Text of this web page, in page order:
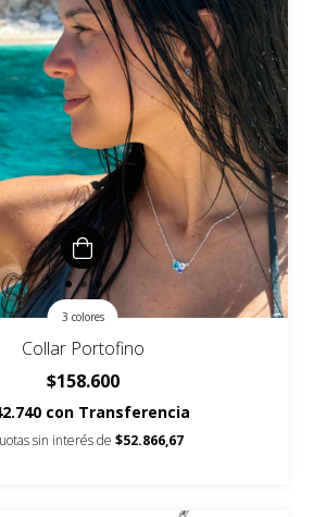
3 colores
Collar Portofino
$158.600
con Transferencia
sin interés de $52.866,67